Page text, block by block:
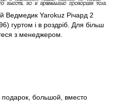
Yarokuz Річард 2
гуртом і в роздріб. Для більш
з менеджером.
большой, вместо